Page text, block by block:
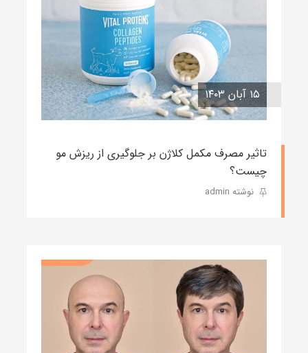
۱۵ آبان ۱۴۰۳
تاثیر مصرف مکمل کلاژن بر جلوگیری از ریزش مو
چیست؟
نوشته admin